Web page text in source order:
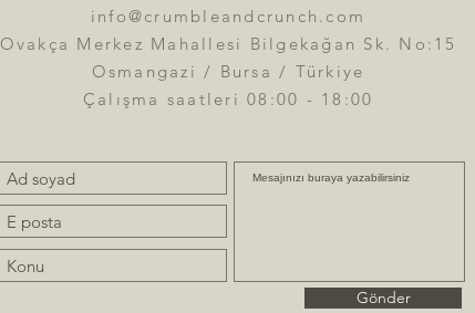
info@crumbleandcrunch.com
Ovakça Merkez Mahallesi Bilgekağan Sk. No:15
Osmangazi / Bursa / Türkiye
Çalışma saatleri 08:00 - 18:00
Gönder